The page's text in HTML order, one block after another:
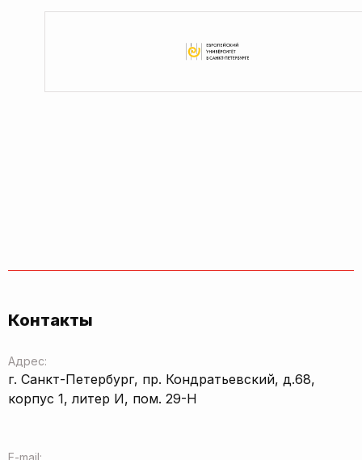
Контакты
Адрес:
г. Санкт-Петербург, пр. Кондратьевский, д.68,
корпус 1, литер И, пом. 29-Н
E-mail: